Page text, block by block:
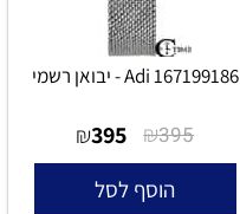
Adi 167199186 - יבואן רשמי
₪395
₪395
הוסף לסל